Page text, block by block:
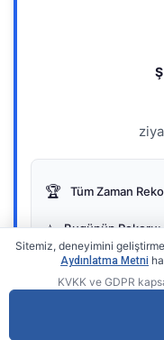
🏆 Tüm Zaman
⭐ Bugünün Rekoru:
Live
Sitemiz, deneyimini
Aydınlatma Metni
KVKK ve GDPR